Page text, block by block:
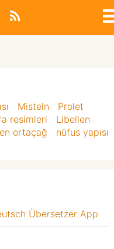
Misteln
Prolet
resimleri
Libellen
ortaçağ nüfus yapısı
Übersetzer App